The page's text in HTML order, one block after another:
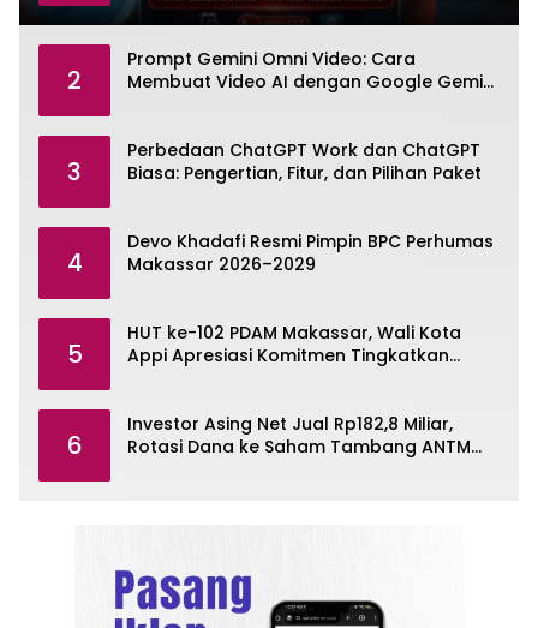
2
Prompt Gemini Omni Video: Cara
Membuat Video AI dengan Google Gemini
3
Perbedaan ChatGPT Work dan ChatGPT
Biasa: Pengertian, Fitur, dan Pilihan Paket
4
Devo Khadafi Resmi Pimpin BPC Perhumas
Makassar 2026–2029
5
HUT ke-102 PDAM Makassar, Wali Kota
Appi Apresiasi Komitmen Tingkatkan
6
Investor Asing Net Jual Rp182,8 Miliar,
Rotasi Dana ke Saham Tambang ANTM